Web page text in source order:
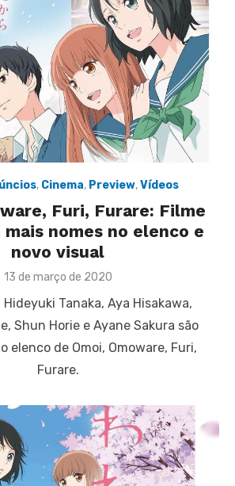
, Cinema, Preview,Vídeos
Furi, Furare: Filme
nomes no elenco e
novo visual
Posted
13 de março de 2020
Hideyuki Tanaka, Aya Hisakawa,
Shun Horie e Ayane Sakura são
elenco de Omoi, Omoware, Furi,
Furare.